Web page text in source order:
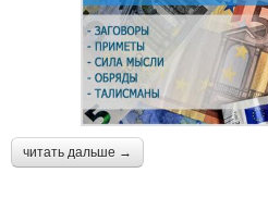
читать дальше →